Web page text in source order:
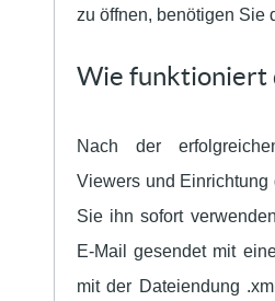
zu öffnen, benötigen Sie
Wie funktioniert
Nach der
Viewers und Einrichtung
Sie ihn sofort
E-Mail gesendet mit
mit der Dateiendung